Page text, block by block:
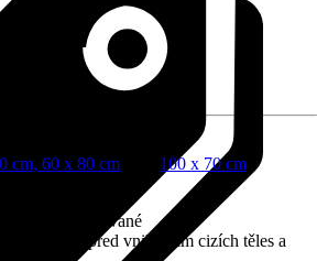
cm, 60 x 80 cm
100 x 70 cm
Osvětlení integrované
(chráněno před vniknutím cizích těles a